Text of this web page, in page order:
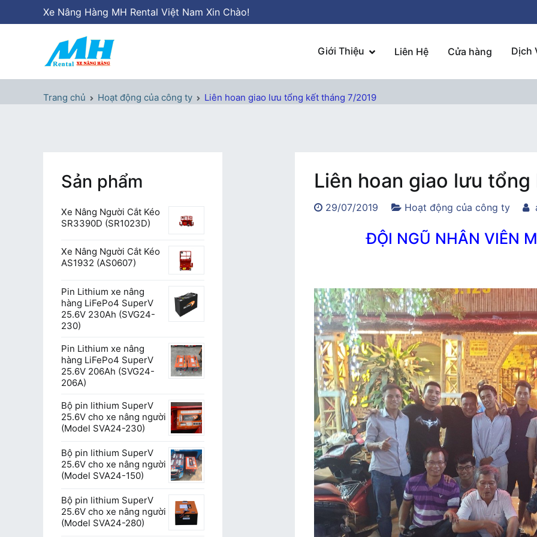
tới
Xe Nâng Hàng MH Rental Việt Nam Xin Chào!
Giới Thiệu Liên Hệ Cửa hàng Dịch
Trang chủ Hoạt động của công ty Liên hoan giao lưu tổng kết tháng 7/2019
Liên hoan giao lưu
29/07/2019 Hoạt động của công ty
ĐỘI NGŨ NHÂN VIÊN
Sản phẩm
Xe Nâng Người Cắt Kéo
SR3390D (SR1023D)
Xe Nâng Người Cắt Kéo
AS1932 (AS0607)
Pin Lithium xe nâng
hàng LiFePo4 SuperV
25.6V 230Ah (SVG24-
230)
Pin Lithium xe nâng
hàng LiFePo4 SuperV
25.6V 206Ah (SVG24-
206A)
Bộ pin lithium SuperV
25.6V cho xe nâng người
(Model SVA24-230)
Bộ pin lithium SuperV
25.6V cho xe nâng người
(Model SVA24-150)
Bộ pin lithium SuperV
25.6V cho xe nâng người
(Model SVA24-280)